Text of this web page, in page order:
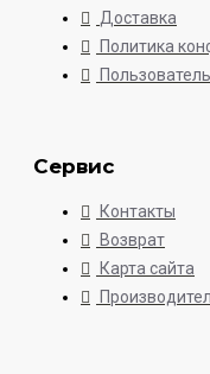
Доставка
Политика
Сервис
Контакты
Возврат
Карта сайта